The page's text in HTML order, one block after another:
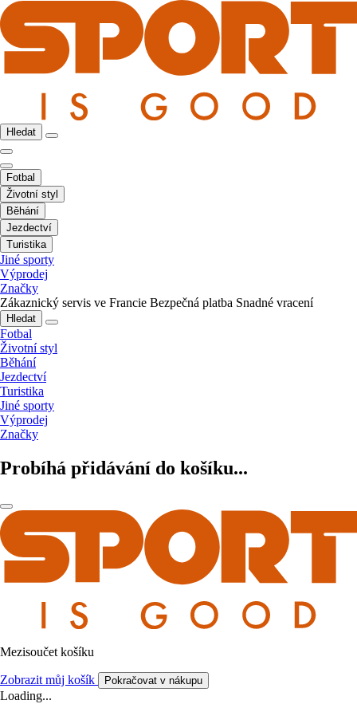
Hledat
Fotbal
Životní styl
Běhání
Jezdectví
Turistika
Jiné sporty
Výprodej
Značky
Zákaznický servis ve Francie Bezpečná platba Snadné vracení
Hledat
Fotbal
Životní styl
Běhání
Jezdectví
Turistika
Jiné sporty
Výprodej
Značky
Probíhá přidávání do košíku...
Mezisoučet košíku
Zobrazit můj košík Pokračovat v nákupu
Loading...